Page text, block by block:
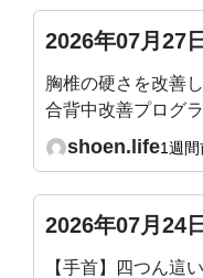
2026年07月27日
胸椎の硬さを改善
合背中改善プログ
しょうか？
shoen.life1週間
2026年07月24日
【手首】四つん這